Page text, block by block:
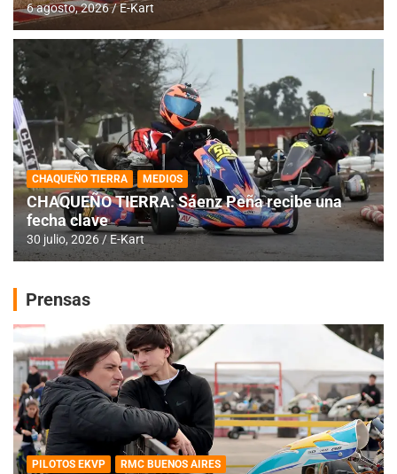
6 agosto, 2026 E-Kart
CHAQUEÑO TIERRA MEDIOS
CHAQUEÑO TIERRA: Sáenz Peña recibe una
fecha clave
30 julio, 2026 E-Kart
Prensas
PILOTOS EKVP RMC BUENOS AIRES